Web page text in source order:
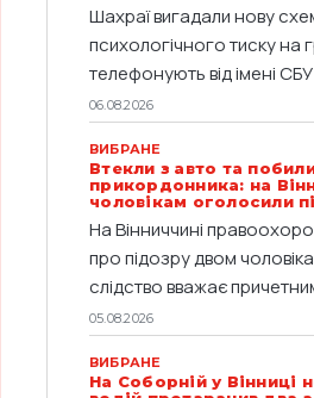
Шахраї вигадали нову
психологічного тиску на
телефонують від імені СБУ
06.08.2026
ВИБРАНЕ
Втекли з авто та
прикордонника: на
чоловікам оголосили
На Вінниччині
про підозру двом
слідство вважає
05.08.2026
ВИБРАНЕ
На Соборній у Вінниці